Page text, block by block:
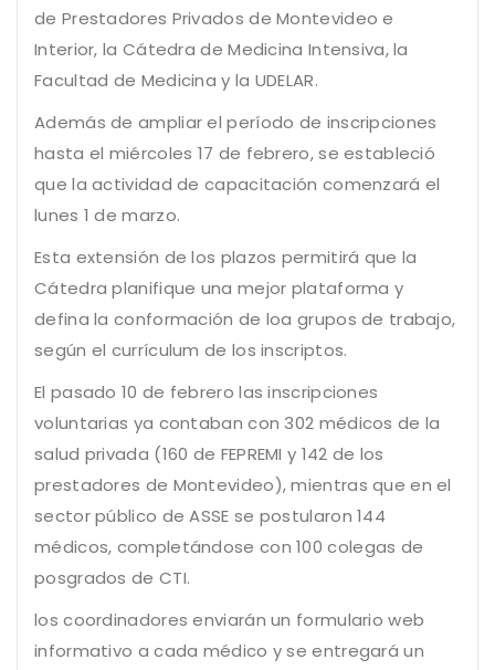
de Prestadores Privados de Montevideo e
Interior, la Cátedra de Medicina Intensiva, la
Facultad de Medicina y la UDELAR.
Además de ampliar el período de inscripciones
hasta el miércoles 17 de febrero, se estableció
que la actividad de capacitación comenzará el
lunes 1 de marzo.
Esta extensión de los plazos permitirá que la
Cátedra planifique una mejor plataforma y
defina la conformación de loa grupos de trabajo,
según el currículum de los inscriptos.
El pasado 10 de febrero las inscripciones
voluntarias ya contaban con 302 médicos de la
salud privada (160 de FEPREMI y 142 de los
prestadores de Montevideo), mientras que en el
sector público de ASSE se postularon 144
médicos, completándose con 100 colegas de
posgrados de CTI.
los coordinadores enviarán un formulario web
informativo a cada médico y se entregará un